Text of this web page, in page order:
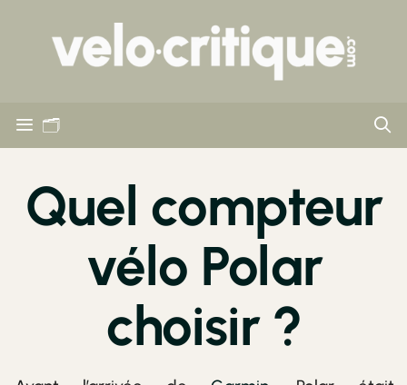
🗂
Quel compteur
vélo Polar
choisir ?